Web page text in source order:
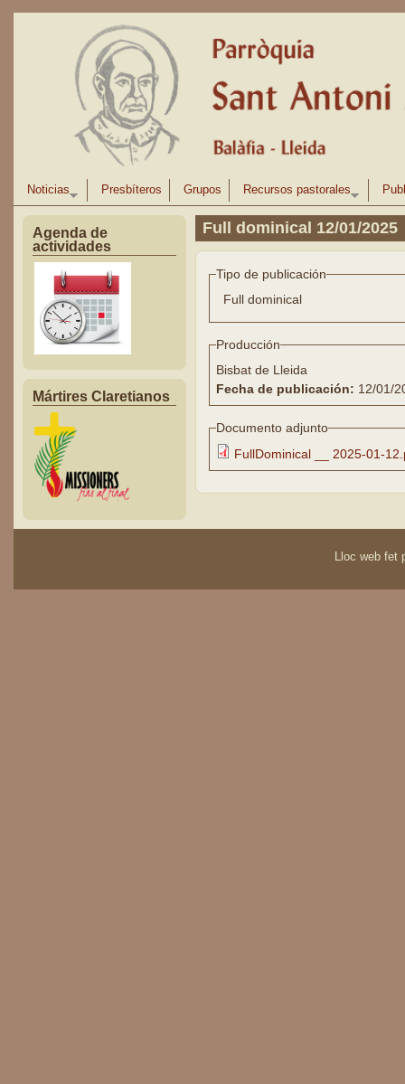
Pasar al contenido principal
Noticias Presbíteros Grupos Recursos pastorales
Agenda de
actividades
Mártires Claretianos
Full dominical 12/01/2025
Tipo de publicación
Full dominical
Producción
Bisbat de Lleida
Fecha de publicación: 12/01/
Documento adjunto
FullDominical __ 2025-01-
Lloc web fet